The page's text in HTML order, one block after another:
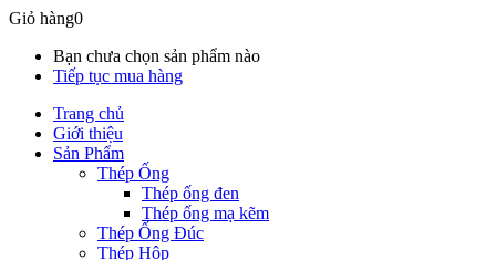
Giỏ hàng0
Bạn chưa chọn sản phẩm nào
Tiếp tục mua hàng
Trang chủ
Giới thiệu
Sản Phẩm
Thép Ống
Thép ống đen
Thép ống mạ kẽm
Thép Ống Đúc
Thép Hộp